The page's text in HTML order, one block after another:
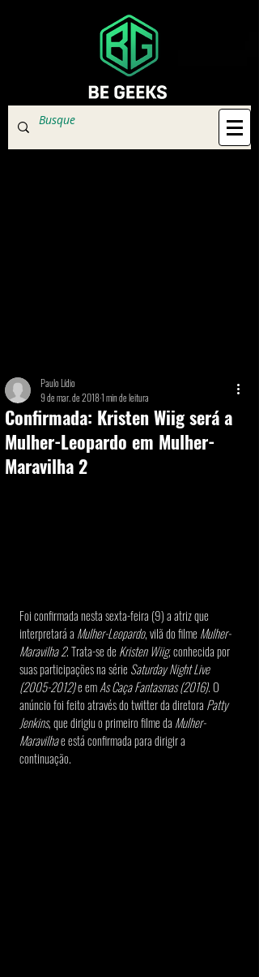
Confirmada: Kristen Wiig será a
Mulher-Leopardo em Mulher-
Maravilha 2
Paulo Lídio
9 de mar. de 20181 min de leitura
Foi confirmada nesta sexta-feira (9) a atriz que
interpretará a Mulher-Leopardo, vilã do filme Mulher-
Maravilha 2. Trata-se de Kristen Wiig, conhecida por
suas participações na série Saturday Night Live
(2005-2012) e em As Caça Fantasmas (2016). O
anúncio foi feito através do twitter da diretora Patty
Jenkins, que dirigiu o primeiro filme da Mulher-
Maravilha e está confirmada para dirigir a
continuação.